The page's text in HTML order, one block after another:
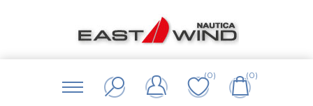
(0) (0)